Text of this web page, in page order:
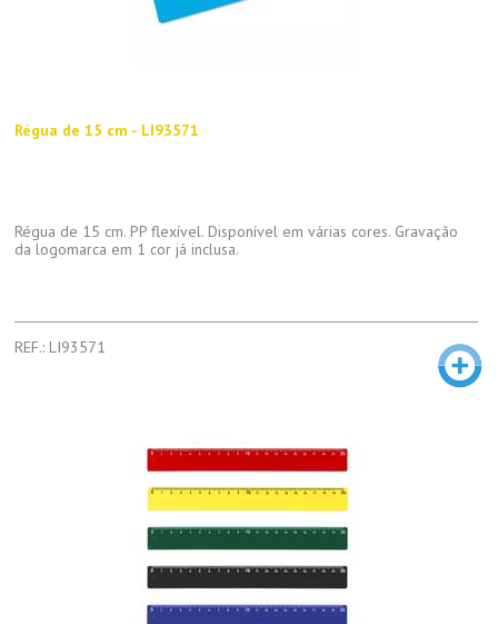
Régua de 15 cm - LI93571
Régua de 15 cm. PP flexível. Disponível em várias cores. Gravação
da logomarca em 1 cor já inclusa.
REF.: LI93571